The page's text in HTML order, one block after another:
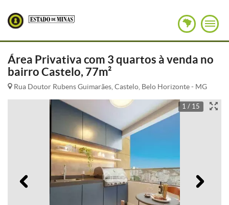
Área Privativa com 3 quartos à venda no
bairro Castelo, 77m²
Rua Doutor Rubens Guimarães, Castelo, Belo Horizonte - MG
1 / 15
Anterior